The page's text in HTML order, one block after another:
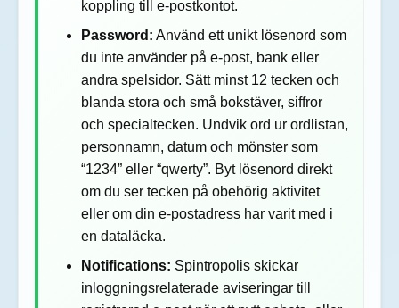
koppling till e-postkontot.
Password: Använd ett unikt lösenord som
du inte använder på e-post, bank eller
andra spelsidor. Sätt minst 12 tecken och
blanda stora och små bokstäver, siffror
och specialtecken. Undvik ord ur ordlistan,
personnamn, datum och mönster som
“1234” eller “qwerty”. Byt lösenord direkt
om du ser tecken på obehörig aktivitet
eller om din e-postadress har varit med i
en dataläcka.
Notifications: Spintropolis skickar
inloggningsrelaterade aviseringar till